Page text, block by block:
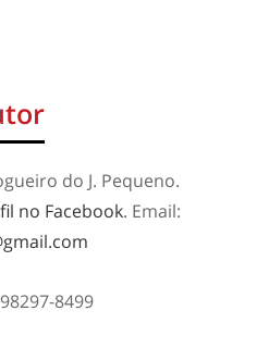
do J. Pequeno.
no Facebook. Email:
8499